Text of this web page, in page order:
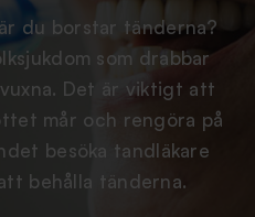
du borstar tänderna?
som drabbar
Det är viktigt att
mår och rengöra på
besöka tandläkare
behålla tänderna.